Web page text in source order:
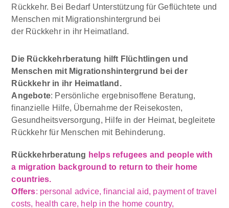
Rückkehr. Bei Bedarf Unterstützung für Geflüchtete und
Menschen mit Migrationshintergrund bei
der Rückkehr in ihr Heimatland.
Die Rückkehrberatung hilft Flüchtlingen und
Menschen mit Migrationshintergrund bei der
Rückkehr in ihr Heimatland.
Angebote: Persönliche ergebnisoffene Beratung,
finanzielle Hilfe, Übernahme der Reisekosten,
Gesundheitsversorgung, Hilfe in der Heimat, begleitete
Rückkehr für Menschen mit Behinderung.
Rückkehrberatung helps refugees and people with
a migration background to return to their home
countries.
Offers: personal advice, financial aid, payment of travel
costs, health care, help in the home country,